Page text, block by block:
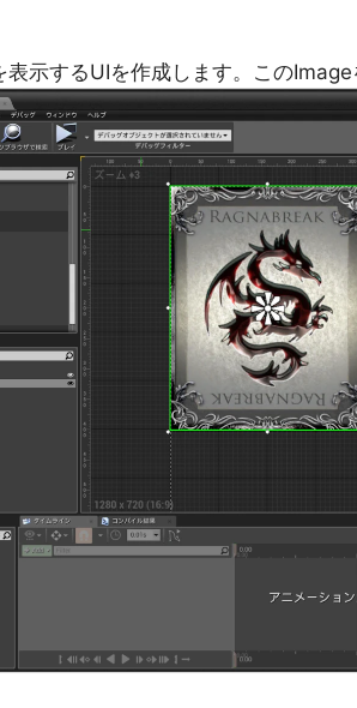
表示するUIを作成します。このImage